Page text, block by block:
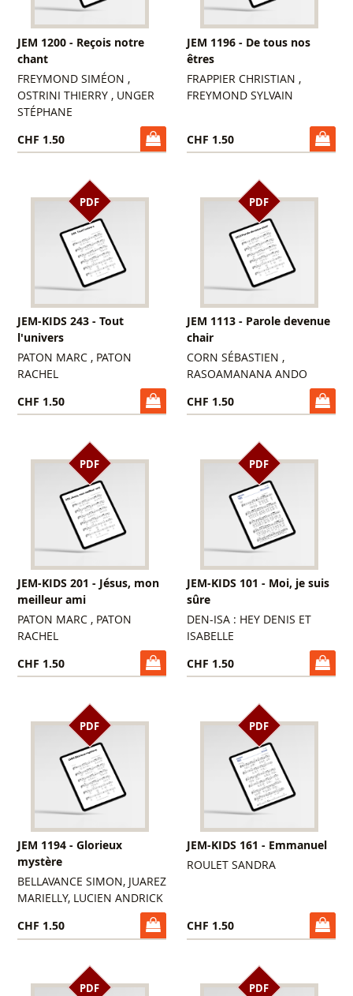
JEM 1200 - Reçois notre
chant
FREYMOND SIMÉON ,
OSTRINI THIERRY , UNGER
STÉPHANE
CHF 1.50
JEM 1196 - De tous nos
êtres
FRAPPIER CHRISTIAN ,
FREYMOND SYLVAIN
CHF 1.50
PDF
JEM-KIDS 243 - Tout
l'univers
PATON MARC , PATON
RACHEL
CHF 1.50
PDF
JEM 1113 - Parole devenue
chair
CORN SÉBASTIEN ,
RASOAMANANA ANDO
CHF 1.50
PDF
JEM-KIDS 201 - Jésus, mon
meilleur ami
PATON MARC , PATON
RACHEL
CHF 1.50
PDF
JEM-KIDS 101 - Moi, je suis
sûre
DEN-ISA : HEY DENIS ET
ISABELLE
CHF 1.50
PDF
JEM 1194 - Glorieux
mystère
BELLAVANCE SIMON, JUAREZ
MARIELLY, LUCIEN ANDRICK
CHF 1.50
PDF
JEM-KIDS 161 - Emmanuel
ROULET SANDRA
CHF 1.50
PDF PDF